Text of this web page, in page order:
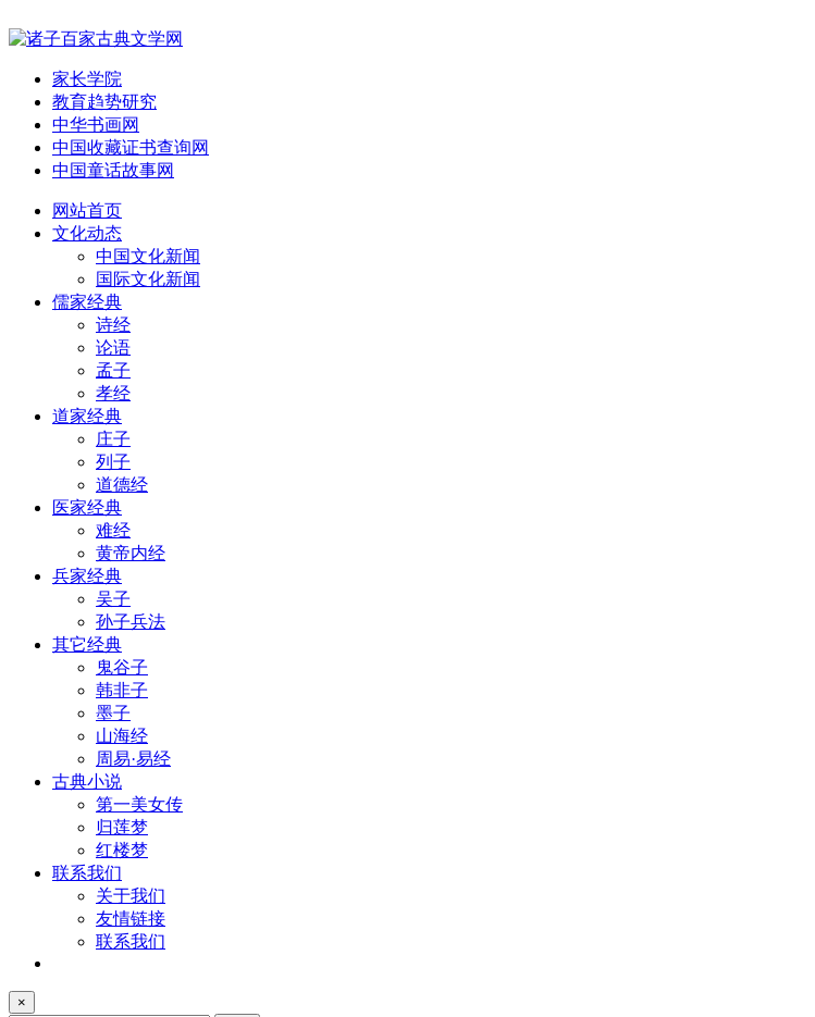
家长学院
教育趋势研究
中华书画网
中国收藏证书查询网
中国童话故事网
网站首页
文化动态
中国文化新闻
国际文化新闻
儒家经典
诗经
论语
孟子
孝经
道家经典
庄子
列子
道德经
医家经典
难经
黄帝内经
兵家经典
吴子
孙子兵法
其它经典
鬼谷子
韩非子
墨子
山海经
周易·易经
古典小说
第一美女传
归莲梦
红楼梦
联系我们
关于我们
友情链接
联系我们
×